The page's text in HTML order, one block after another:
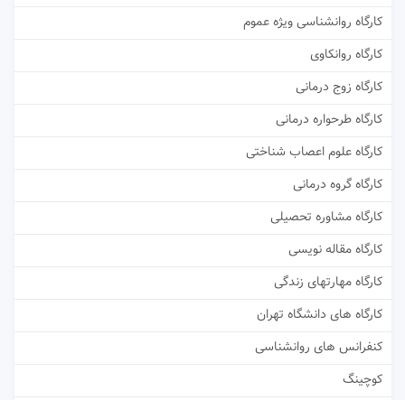
کارگاه روانشناسی ویژه عموم
کارگاه روانکاوی
کارگاه زوج درمانی
کارگاه طرحواره درمانی
کارگاه علوم اعصاب شناختی
کارگاه گروه درمانی
کارگاه مشاوره تحصیلی
کارگاه مقاله نویسی
کارگاه مهارتهای زندگی
کارگاه های دانشگاه تهران
کنفرانس های روانشناسی
کوچینگ